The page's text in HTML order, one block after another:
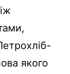
якого